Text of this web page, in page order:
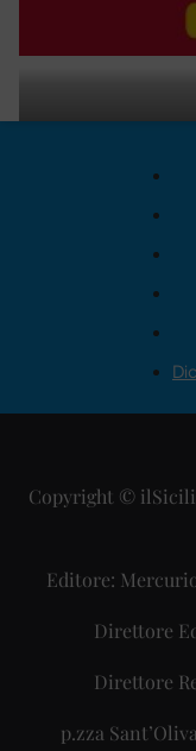
Copyright ©
Editore:
Direttore
Direttore
p.zza